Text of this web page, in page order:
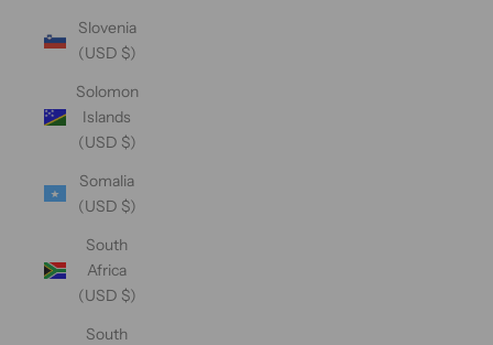
Slovenia
(USD $)
Solomon
Islands
(USD $)
Somalia
(USD $)
South
Africa
(USD $)
South